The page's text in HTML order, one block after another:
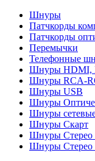
Шнуры
Патчкорды
Патчкорды
Перемычки
Телефонные
Шнуры HDMI,
Шнуры RCA-
Шнуры USB
Шнуры
Шнуры
Шнуры Скарт
Шнуры Стерео
Шнуры Стерео